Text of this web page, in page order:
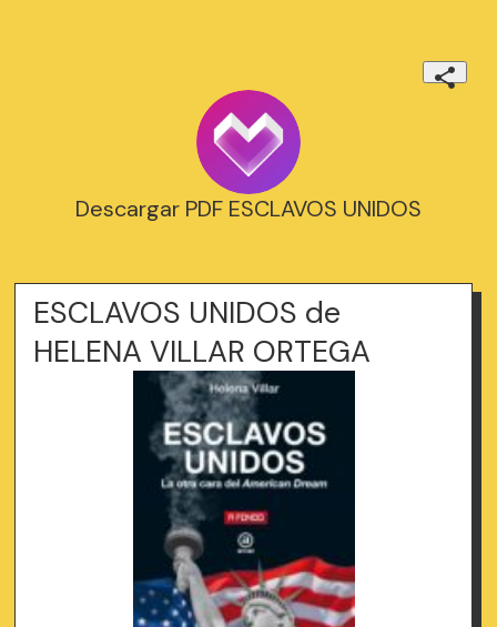
Descargar PDF ESCLAVOS UNIDOS
ESCLAVOS UNIDOS de
HELENA VILLAR ORTEGA